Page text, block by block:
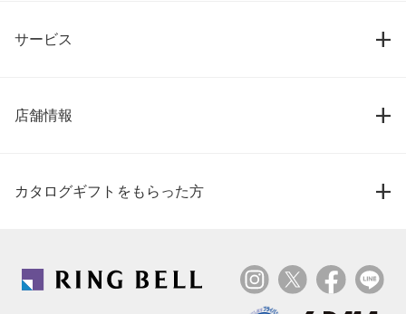
サービス
店舗情報
カタログギフトをもらった方